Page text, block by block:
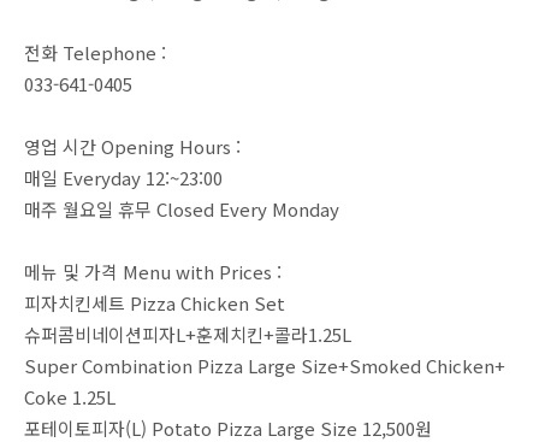
전화 Telephone :
033-641-0405
영업 시간 Opening Hours :
매일 Everyday 12:~23:00
매주 월요일 휴무 Closed Every Monday
메뉴 및 가격 Menu with Prices :
피자치킨세트 Pizza Chicken Set
슈퍼콤비네이션피자L+훈제치킨+콜라1.25L
Super Combination Pizza Large Size+Smoked Chicken+
Coke 1.25L
포테이토피자(L) Potato Pizza Large Size 12,500원